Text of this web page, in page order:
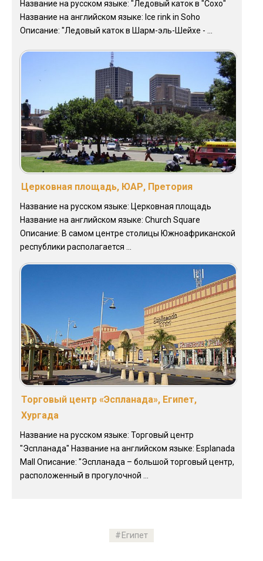
Название на русском языке: "Ледовый каток в "Сохо"
Название на английском языке: Ice rink in Soho
Описание: "Ледовый каток в Шарм-эль-Шейхе - ...
Церковная площадь, ЮАР, Претория
Название на русском языке: Церковная площадь
Название на английском языке: Church Square
Описание: В самом центре столицы Южноафриканской
республики располагается ...
Торговый центр «Эспланада», Египет,
Хургада
Название на русском языке: Торговый центр
"Эспланада" Название на английском языке: Esplanada
Mall Описание: "Эспланада – большой торговый центр,
расположенный в прогулочной ...
Египет